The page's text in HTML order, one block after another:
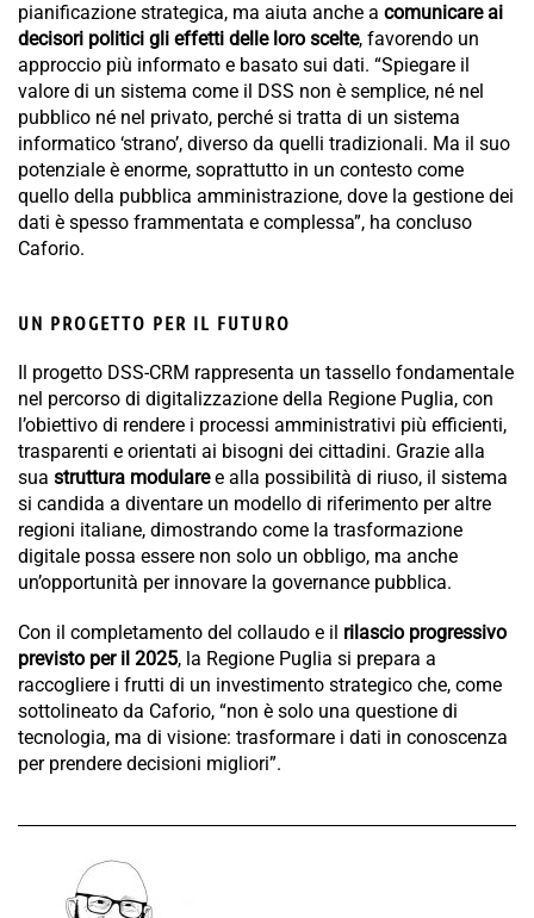
pianificazione strategica, ma aiuta anche a comunicare ai
decisori politici gli effetti delle loro scelte, favorendo un
approccio più informato e basato sui dati. “Spiegare il
valore di un sistema come il DSS non è semplice, né nel
pubblico né nel privato, perché si tratta di un sistema
informatico ‘strano’, diverso da quelli tradizionali. Ma il suo
potenziale è enorme, soprattutto in un contesto come
quello della pubblica amministrazione, dove la gestione dei
dati è spesso frammentata e complessa”, ha concluso
Caforio.
UN PROGETTO PER IL FUTURO
Il progetto DSS-CRM rappresenta un tassello fondamentale
nel percorso di digitalizzazione della Regione Puglia, con
l’obiettivo di rendere i processi amministrativi più efficienti,
trasparenti e orientati ai bisogni dei cittadini. Grazie alla
sua struttura modularee alla possibilità di riuso, il sistema
si candida a diventare un modello di riferimento per altre
regioni italiane, dimostrando come la trasformazione
digitale possa essere non solo un obbligo, ma anche
un’opportunità per innovare la governance pubblica.
Con il completamento del collaudo e il rilascio progressivo
previsto per il 2025, la Regione Puglia si prepara a
raccogliere i frutti di un investimento strategico che, come
sottolineato da Caforio, “non è solo una questione di
tecnologia, ma di visione: trasformare i dati in conoscenza
per prendere decisioni migliori”.